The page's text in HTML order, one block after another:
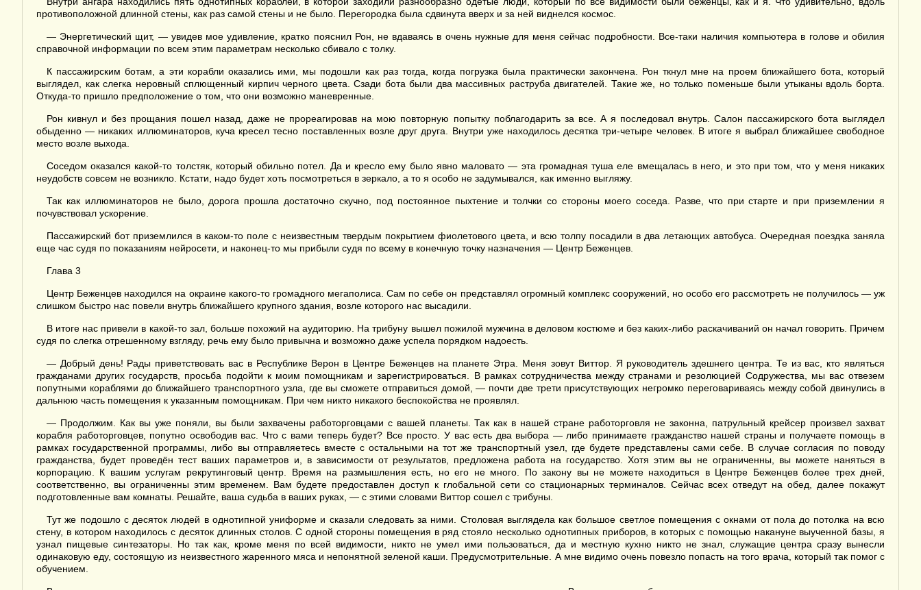
противоположной длинной стены, как раз самой стены и не было. Перегородка была сдвинута вверх и за ней виднелся космос.
— Энергетический щит, — увидев мое удивление, кратко пояснил Рон, не вдаваясь в очень нужные для меня сейчас подробности. Все-таки наличия компьютера в голове и обилия
справочной информации по всем этим параметрам несколько сбивало с толку.
К пассажирским ботам, а эти корабли оказались ими, мы подошли как раз тогда, когда погрузка была практически закончена. Рон ткнул мне на проем ближайшего бота, который
выглядел, как слегка неровный сплющенный кирпич черного цвета. Сзади бота были два массивных раструба двигателей. Такие же, но только поменьше были утыканы вдоль борта.
Откуда-то пришло предположение о том, что они возможно маневренные.
Рон кивнул и без прощания пошел назад, даже не прореагировав на мою повторную попытку поблагодарить за все. А я последовал внутрь. Салон пассажирского бота выглядел
обыденно — никаких иллюминаторов, куча кресел тесно поставленных возле друг друга. Внутри уже находилось десятка три-четыре человек. В итоге я выбрал ближайшее свободное
место возле выхода.
Соседом оказался какой-то толстяк, который обильно потел. Да и кресло ему было явно маловато — эта громадная туша еле вмещалась в него, и это при том, что у меня никаких
неудобств совсем не возникло. Кстати, надо будет хоть посмотреться в зеркало, а то я особо не задумывался, как именно выгляжу.
Так как иллюминаторов не было, дорога прошла достаточно скучно, под постоянное пыхтение и толчки со стороны моего соседа. Разве, что при старте и при приземлении я
почувствовал ускорение.
Пассажирский бот приземлился в каком-то поле с неизвестным твердым покрытием фиолетового цвета, и всю толпу посадили в два летающих автобуса. Очередная поездка заняла
еще час судя по показаниям нейросети, и наконец-то мы прибыли судя по всему в конечную точку назначения — Центр Беженцев.
Глава 3
Центр Беженцев находился на окраине какого-то громадного мегаполиса. Сам по себе он представлял огромный комплекс сооружений, но особо его рассмотреть не получилось — уж
слишком быстро нас повели внутрь ближайшего крупного здания, возле которого нас высадили.
В итоге нас привели в какой-то зал, больше похожий на аудиторию. На трибуну вышел пожилой мужчина в деловом костюме и без каких-либо раскачиваний он начал говорить. Причем
судя по слегка отрешенному взгляду, речь ему было привычна и возможно даже успела порядком надоесть.
— Добрый день! Рады приветствовать вас в Республике Верон в Центре Беженцев на планете Этра. Меня зовут Виттор. Я руководитель здешнего центра. Те из вас, кто являться
гражданами других государств, просьба подойти к моим помощникам и зарегистрироваться. В рамках сотрудничества между странами и резолюцией Содружества, мы вас отвезем
попутными кораблями до ближайшего транспортного узла, где вы сможете отправиться домой, — почти две трети присутствующих негромко переговариваясь между собой двинулись в
дальнюю часть помещения к указанным помощникам. При чем никто никакого беспокойства не проявлял.
— Продолжим. Как вы уже поняли, вы были захвачены работорговцами с вашей планеты. Так как в нашей стране работорговля не законна, патрульный крейсер произвел захват
корабля работорговцев, попутно освободив вас. Что с вами теперь будет? Все просто. У вас есть два выбора — либо принимаете гражданство нашей страны и получаете помощь в
рамках государственной программы, либо вы отправляетесь вместе с остальными на тот же транспортный узел, где будете представлены сами себе. В случае согласия по поводу
гражданства, будет проведён тест ваших параметров и, в зависимости от результатов, предложена работа на государство. Хотя этим вы не ограниченны, вы можете наняться в
корпорацию. К вашим услугам рекрутинговый центр. Время на размышления есть, но его не много. По закону вы не можете находиться в Центре Беженцев более трех дней,
соответственно, вы ограниченны этим временем. Вам будете предоставлен доступ к глобальной сети со стационарных терминалов. Сейчас всех отведут на обед, далее покажут
подготовленные вам комнаты. Решайте, ваша судьба в ваших руках, — с этими словами Виттор сошел с трибуны.
Тут же подошло с десяток людей в однотипной униформе и сказали следовать за ними. Столовая выглядела как большое светлое помещения с окнами от пола до потолка на всю
стену, в котором находилось с десяток длинных столов. С одной стороны помещения в ряд стояло несколько однотипных приборов, в которых с помощью накануне выученной базы, я
узнал пищевые синтезаторы. Но так как, кроме меня по всей видимости, никто не умел ими пользоваться, да и местную кухню никто не знал, служащие центра сразу вынесли
одинаковую еду, состоящую из неизвестного жаренного мяса и непонятной зеленой каши. Предусмотрительные. А мне видимо очень повезло попасть на того врача, который так помог с
обучением.